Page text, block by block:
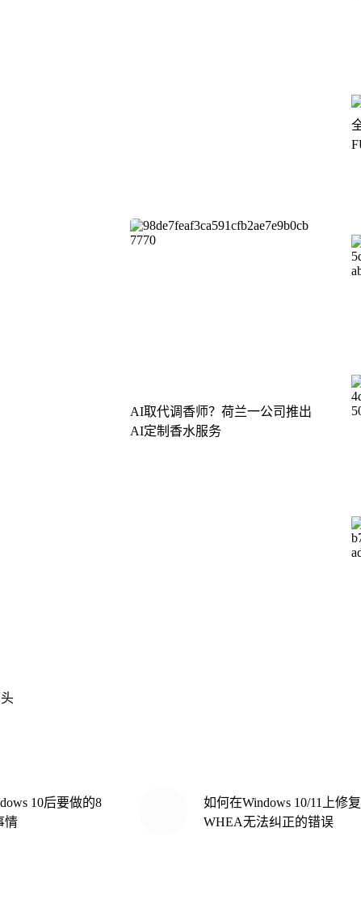
AI取代调香师？荷兰一公司推出
AI定制香水服务
10后要做的8
情
如何在Windows 10/11上修复
WHEA无法纠正的错误